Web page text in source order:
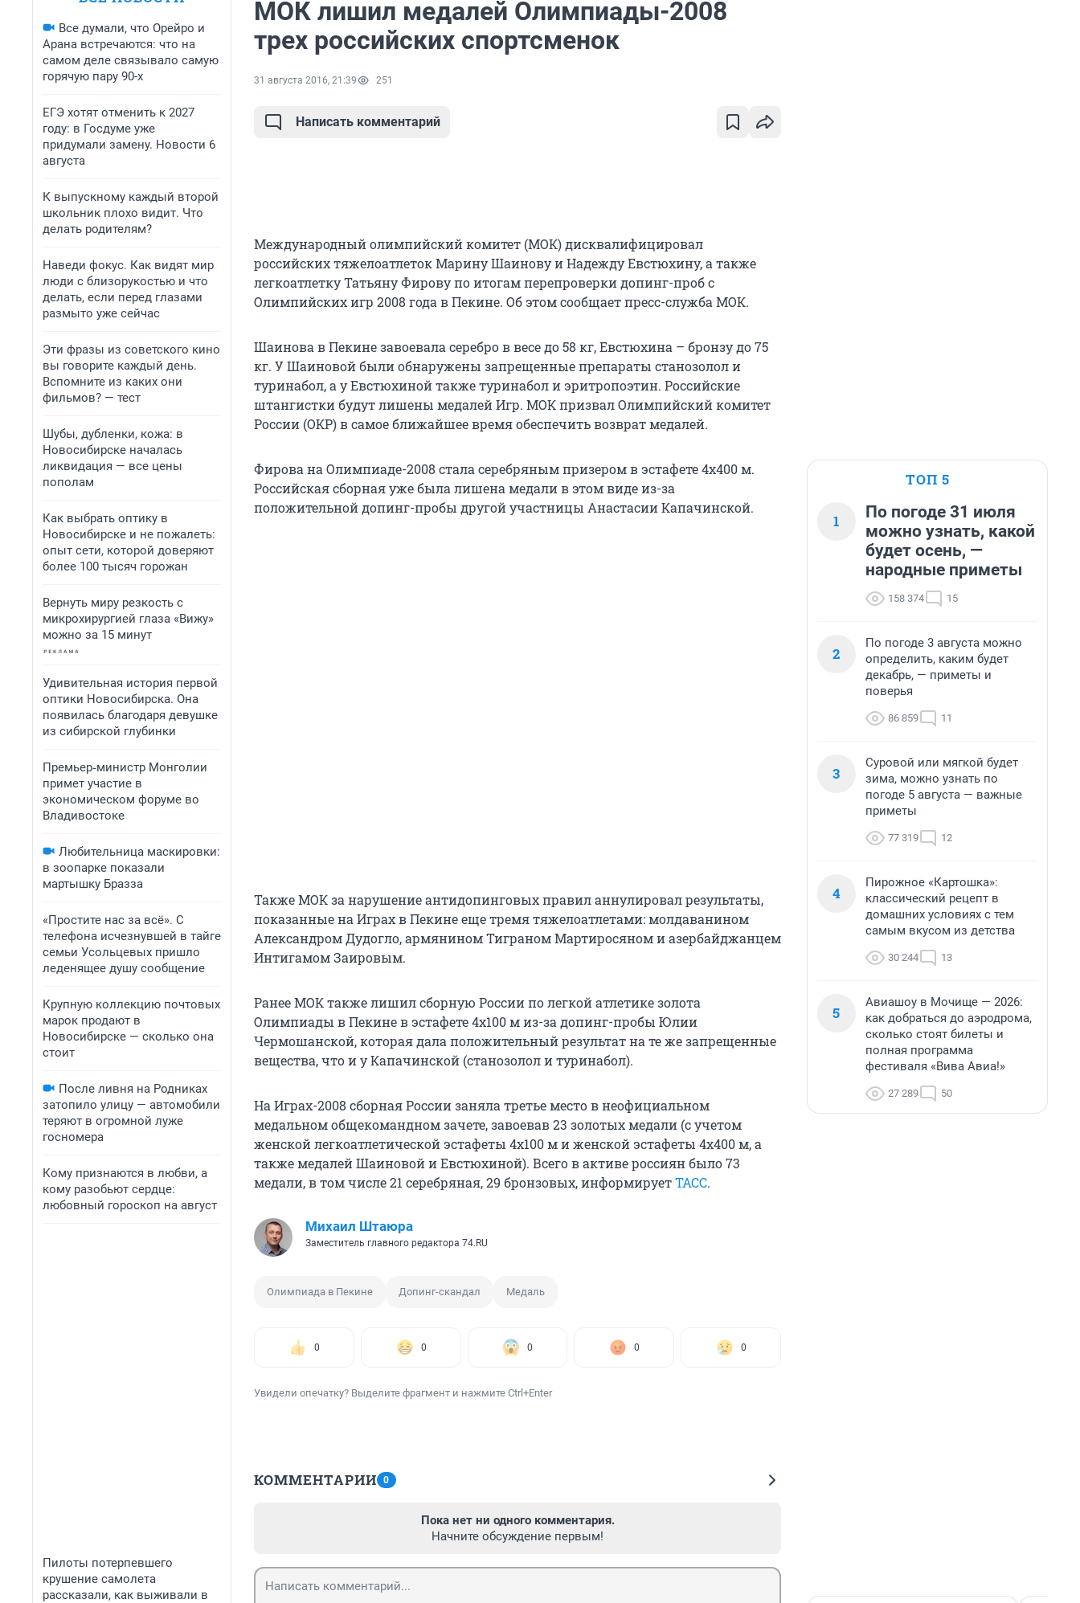
Все думали, что Орейро и
Арана встречаются: что на
самом деле связывало самую
горячую пару 90-х
ЕГЭ хотят отменить к 2027
году: в Госдуме уже
придумали замену. Новости 6
августа
К выпускному каждый второй
школьник плохо видит. Что
делать родителям?
Наведи фокус. Как видят мир
люди с близорукостью и что
делать, если перед глазами
размыто уже сейчас
Эти фразы из советского кино
вы говорите каждый день.
Вспомните из каких они
фильмов? — тест
Шубы, дубленки, кожа: в
Новосибирске началась
ликвидация — все цены
пополам
Как выбрать оптику в
Новосибирске и не пожалеть:
опыт сети, которой доверяют
более 100 тысяч горожан
Вернуть миру резкость с
микрохирургией глаза «Вижу»
можно за 15 минут
Удивительная история первой
оптики Новосибирска. Она
появилась благодаря девушке
из сибирской глубинки
Премьер‑министр Монголии
примет участие в
экономическом форуме во
Владивостоке
Любительница маскировки:
в зоопарке показали
мартышку Бразза
«Простите нас за всё». С
телефона исчезнувшей в тайге
семьи Усольцевых пришло
леденящее душу сообщение
Крупную коллекцию почтовых
марок продают в
Новосибирске — сколько она
стоит
После ливня на Родниках
затопило улицу — автомобили
теряют в огромной луже
госномера
Кому признаются в любви, а
кому разобьют сердце:
любовный гороскоп на август
Пилоты потерпевшего
крушение самолета
рассказали, как выживали в
МОК лишил медалей Олимпиады-2008
трех российских спортсменок
31 августа 2016, 21:39 251
Написать комментарий
Международный олимпийский комитет (МОК) дисквалифицировал
российских тяжелоатлеток Марину Шаинову и Надежду Евстюхину, а также
легкоатлетку Татьяну Фирову по итогам перепроверки допинг-проб с
Олимпийских игр 2008 года в Пекине. Об этом сообщает пресс-служба МОК.
Шаинова в Пекине завоевала серебро в весе до 58 кг, Евстюхина – бронзу до 75
кг. У Шаиновой были обнаружены запрещенные препараты станозолол и
туринабол, а у Евстюхиной также туринабол и эритропоэтин. Российские
штангистки будут лишены медалей Игр. МОК призвал Олимпийский комитет
России (ОКР) в самое ближайшее время обеспечить возврат медалей.
Фирова на Олимпиаде-2008 стала серебряным призером в эстафете 4х400 м.
Российская сборная уже была лишена медали в этом виде из-за
положительной допинг-пробы другой участницы Анастасии Капачинской.
Также МОК за нарушение антидопинговых правил аннулировал результаты,
показанные на Играх в Пекине еще тремя тяжелоатлетами: молдаванином
Александром Дудогло, армянином Тиграном Мартиросяном и азербайджанцем
Интигамом Заировым.
Ранее МОК также лишил сборную России по легкой атлетике золота
Олимпиады в Пекине в эстафете 4х100 м из-за допинг-пробы Юлии
Чермошанской, которая дала положительный результат на те же запрещенные
вещества, что и у Капачинской (станозолол и туринабол).
На Играх-2008 сборная России заняла третье место в неофициальном
медальном общекомандном зачете, завоевав 23 золотых медали (с учетом
женской легкоатлетической эстафеты 4х100 м и женской эстафеты 4х400 м, а
также медалей Шаиновой и Евстюхиной). Всего в активе россиян было 73
медали, в том числе 21 серебряная, 29 бронзовых, информируетТАСС.
Михаил Штаюра
Заместитель главного редактора 74.RU
Олимпиада в Пекине Допинг-скандал Медаль
0 0 0 0 0
Увидели опечатку? Выделите фрагмент и нажмите Ctrl+Enter
КОММЕНТАРИИ 0
Пока нет ни одного комментария.
Начните обсуждение первым!
ТОП 5
1
По погоде 31 июля
можно узнать, какой
будет осень, —
народные приметы
158 374 15
2
По погоде 3 августа можно
определить, каким будет
декабрь, — приметы и
поверья
86 859 11
3
Суровой или мягкой будет
зима, можно узнать по
погоде 5 августа — важные
приметы
77 319 12
4
Пирожное «Картошка»:
классический рецепт в
домашних условиях с тем
самым вкусом из детства
30 244 13
5
Авиашоу в Мочище — 2026:
как добраться до аэродрома,
сколько стоят билеты и
полная программа
фестиваля «Вива Авиа!»
27 289 50